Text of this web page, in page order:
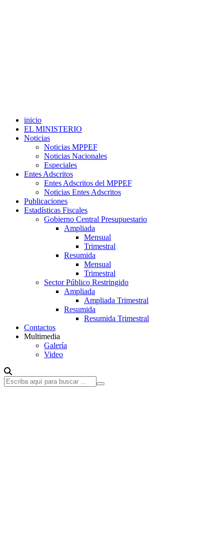
inicio
EL MINISTERIO
Noticias
Noticias MPPEF
Noticias Nacionales
Especiales
Entes Adscritos
Entes Adscritos del MPPEF
Noticias Entes Adscritos
Publicaciones
Estadísticas Fiscales
Gobierno Central Presupuestario
Ampliada
Mensual
Trimestral
Resumida
Mensual
Trimestral
Sector Público Restringido
Ampliada
Ampliada Trimestral
Resumida
Resumida Trimestral
Contactos
Multimedia
Galería
Video